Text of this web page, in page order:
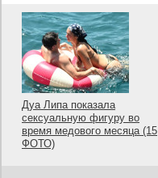
Дуа Липа показала
сексуальную фигуру во
время медового месяца (15
ФОТО)